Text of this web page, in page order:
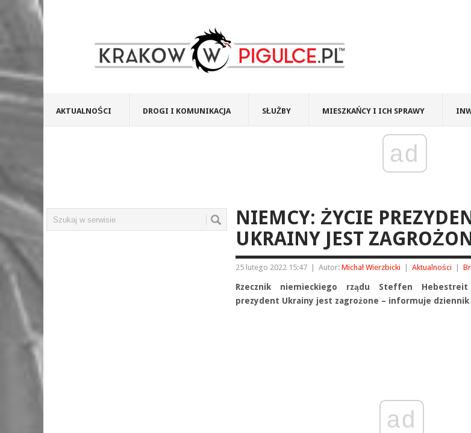
AKTUALNOŚCI DROGI I KOMUNIKACJA SŁUŻBY MIESZKAŃCY I ICH SPRAWY
ad
NIEMCY: ŻYCIE
UKRAINY JEST
25 lutego 2022 15:47 Autor: Michał Wierzbicki Aktualności
Rzecznik niemieckiego rządu Steffen
prezydent Ukrainy jest zagrożone – informuje dziennik
ad